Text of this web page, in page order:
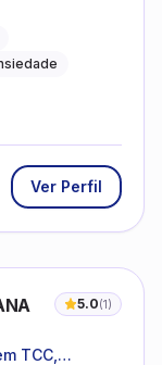
Ver Perfil
5.0(1)
TCC,